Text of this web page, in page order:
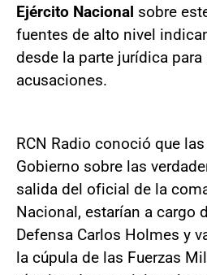
Ejército Nacional sobre
fuentes de alto nivel
desde la parte jurídica
acusaciones.
RCN Radio conoció que
Gobierno sobre las
salida del oficial de la
Nacional, estarían a cargo
Defensa Carlos Holmes y
la cúpula de las Fuerzas